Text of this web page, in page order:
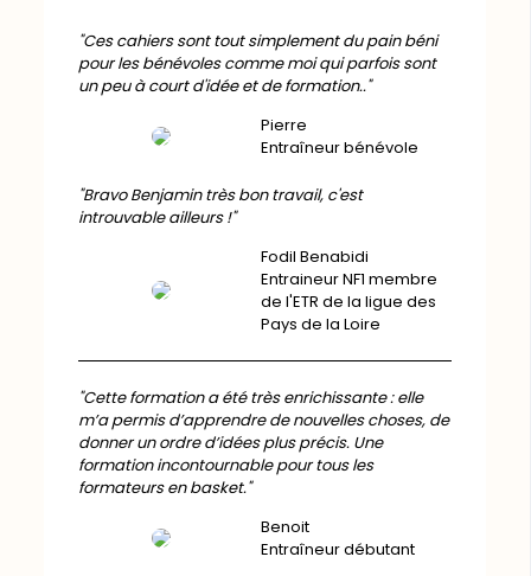
"Ces cahiers sont tout simplement du pain béni
pour les bénévoles comme moi qui parfois sont
un peu à court d'idée et de formation.."
Pierre
Entraîneur bénévole
"Bravo Benjamin très bon travail, c'est
introuvable ailleurs !"
Fodil Benabidi
Entraineur NF1 membre
de l'ETR de la ligue des
Pays de la Loire
"Cette formation a été très enrichissante : elle
m’a permis d’apprendre de nouvelles choses, de
donner un ordre d’idées plus précis. Une
formation incontournable pour tous les
formateurs en basket."
Benoit
Entraîneur débutant